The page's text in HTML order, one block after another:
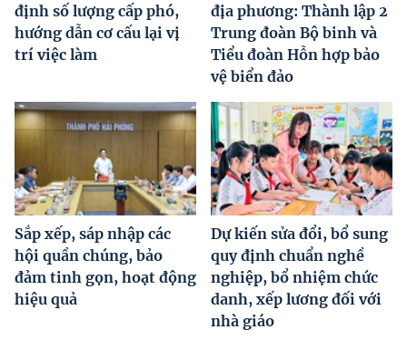
định số lượng cấp phó,
hướng dẫn cơ cấu lại vị
trí việc làm
địa phương: Thành lập 2
Trung đoàn Bộ binh và
Tiểu đoàn Hỗn hợp bảo
vệ biển đảo
Sắp xếp, sáp nhập các
hội quần chúng, bảo
đảm tinh gọn, hoạt động
hiệu quả
Dự kiến sửa đổi, bổ sung
quy định chuẩn nghề
nghiệp, bổ nhiệm chức
danh, xếp lương đối với
nhà giáo